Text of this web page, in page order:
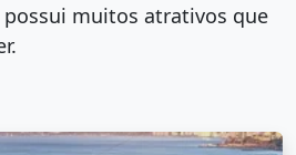
muitos atrativos que